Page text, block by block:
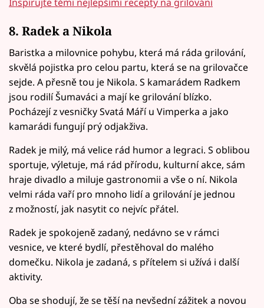
8. Radek a Nikola
Baristka a milovnice pohybu, která má ráda grilování,
skvělá pojistka pro celou partu, která se na grilovačce
sejde. A přesně tou je Nikola. S kamarádem Radkem
jsou rodilí Šumaváci a mají ke grilování blízko.
Pocházejí z vesničky Svatá Máří u Vimperka a jako
kamarádi fungují prý odjakživa.
Radek je milý, má velice rád humor a legraci. S oblibou
sportuje, výletuje, má rád přírodu, kulturní akce, sám
hraje divadlo a miluje gastronomii a vše o ní. Nikola
velmi ráda vaří pro mnoho lidí a grilování je jednou
z možností, jak nasytit co nejvíc přátel.
Radek je spokojeně zadaný, nedávno se v rámci
vesnice, ve které bydlí, přestěhoval do malého
domečku. Nikola je zadaná, s přítelem si užívá i další
aktivity.
Oba se shodují, že se těší na nevšední zážitek a novou